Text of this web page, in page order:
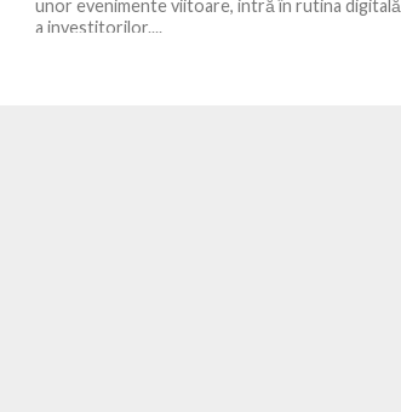
unor evenimente viitoare, intră în rutina digitală
a investitorilor....